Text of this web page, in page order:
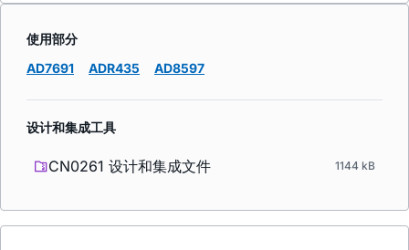
使用部分
AD7691
ADR435 AD8597
设计和集成工具
CN0261 设计和集成文件 1144 kB